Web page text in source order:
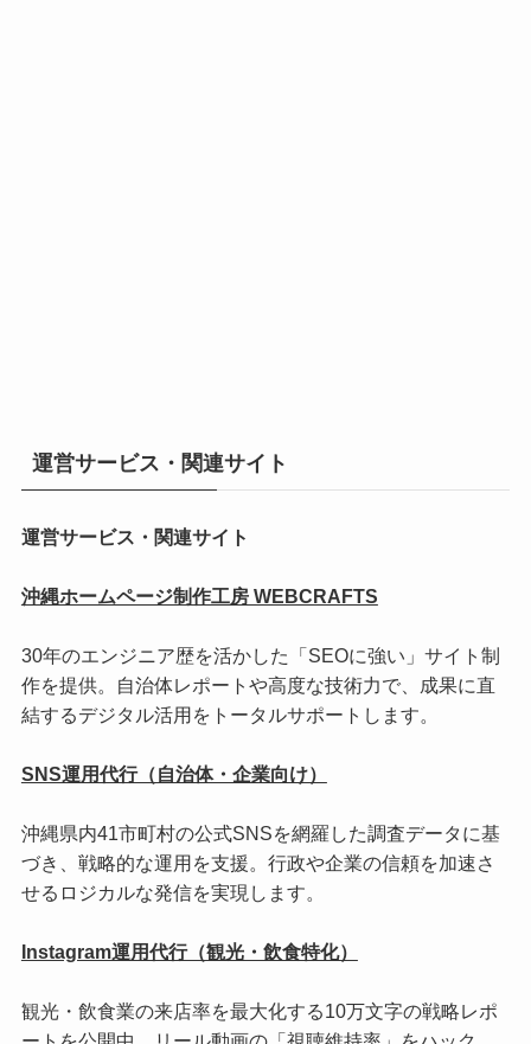
運営サービス・関連サイト
運営サービス・関連サイト
沖縄ホームページ制作工房 WEBCRAFTS
30年のエンジニア歴を活かした「SEOに強い」サイト制
作を提供。自治体レポートや高度な技術力で、成果に直
結するデジタル活用をトータルサポートします。
SNS運用代行（自治体・企業向け）
沖縄県内41市町村の公式SNSを網羅した調査データに基
づき、戦略的な運用を支援。行政や企業の信頼を加速さ
せるロジカルな発信を実現します。
Instagram運用代行（観光・飲食特化）
観光・飲食業の来店率を最大化する10万文字の戦略レポ